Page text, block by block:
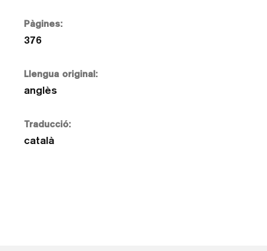
Pàgines:
376
Llengua original:
anglès
Traducció:
català